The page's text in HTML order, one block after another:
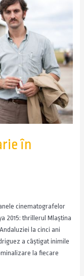
în
cinematografelor
2015: thrillerul Mlaștina
la cinci ani
a câștigat inimile
la fiecare